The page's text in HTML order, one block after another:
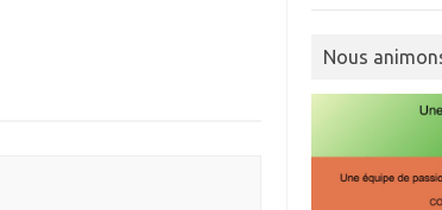
Nous